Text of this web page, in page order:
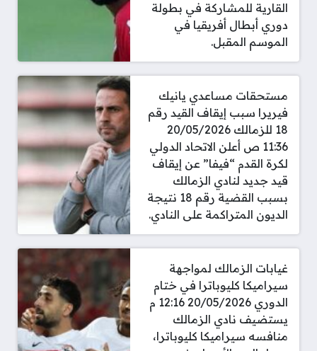
القارية للمشاركة في بطولة
دوري أبطال أفريقيا في
الموسم المقبل.
مستحقات مساعدي يانيك
فيريرا سبب إيقاف القيد رقم
18 للزمالك 20/05/2026
11:36 ص أعلن الاتحاد الدولي
لكرة القدم “فيفا” عن إيقاف
قيد جديد لنادي الزمالك
بسبب القضية رقم 18 نتيجة
الديون المتراكمة على النادي.
غيابات الزمالك لمواجهة
سيراميكا كليوباترا في ختام
الدوري 20/05/2026 12:16 م
يستضيف نادي الزمالك
منافسه سيراميكا كليوباترا،